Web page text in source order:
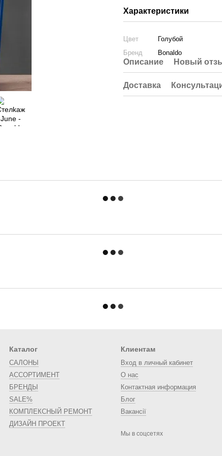
Характеристики
Цвет
Голубой
Бренд
Bonaldo
Описание Новый
Доставка
Каталог
САЛОНЫ
АССОРТИМЕНТ
БРЕНДЫ
SALE%
КОМПЛЕКСНЫЙ РЕМОНТ
ДИЗАЙН ПРОЕКТ
Клиентам
Вход в личный кабинет
О нас
Контактная информация
Блог
Вакансії
Мы в соцсетях